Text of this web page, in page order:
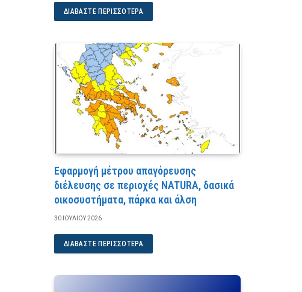
ΔΙΑΒΆΣΤΕ ΠΕΡΙΣΣΌΤΕΡΑ
Εφαρμογή μέτρου απαγόρευσης
διέλευσης σε περιοχές NATURA, δασικά
οικοσυστήματα, πάρκα και άλση
30 ΙΟΥΛΊΟΥ 2026
ΔΙΑΒΆΣΤΕ ΠΕΡΙΣΣΌΤΕΡΑ